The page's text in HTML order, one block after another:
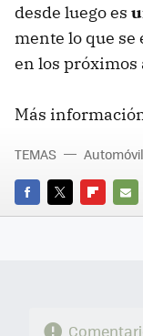
desde luego es
mente lo que se
en los próximos
Más
FACEBOOK
TWITTER
E-
TEMAS Automóvil